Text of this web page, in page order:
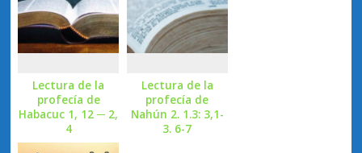
Lectura de la
profecía de
Habacuc 1, 12 ─ 2,
4
Lectura de la
profecía de
Nahún 2. 1.3: 3,1-
3. 6-7